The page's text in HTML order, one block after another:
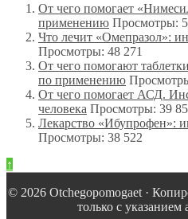
От чего помогает
применению Просмотры:
Что лечит «Омепразол»:
Просмотры: 48 271
От чего помогают
по применению
От чего помогает АСД.
человека Просмотры: 39
Лекарство «Ибупрофен»:
Просмотры: 38 522
↑
© 2026 Оtchegopomogaet ·
только с